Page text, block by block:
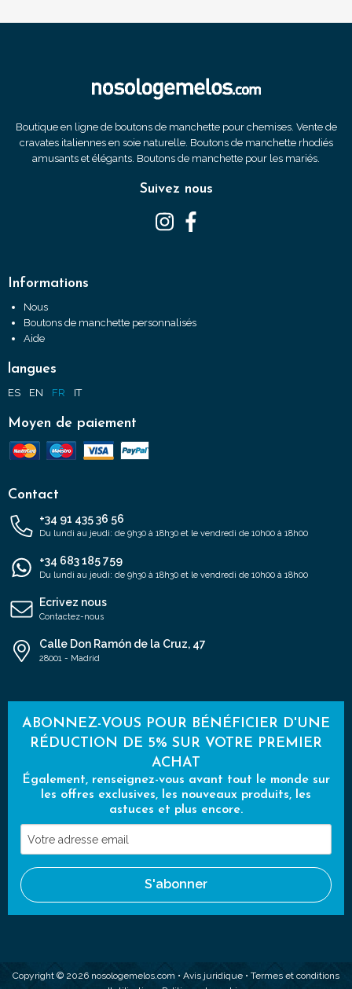
Boutique en ligne de boutons de manchette pour chemises. Vente de
cravates italiennes en soie naturelle. Boutons de manchette rhodiés
amusants et élégants. Boutons de manchette pour les mariés.
Suivez nous
Informations
Nous
Boutons de manchette personnalisés
Aide
langues
ES EN FR IT
Moyen de paiement
Contact
+34 91 435 36 56
Du lundi au jeudi: de 9h30 à 18h30 et le vendredi de 10h00 à 18h00
+34 683 185 759
Du lundi au jeudi: de 9h30 à 18h30 et le vendredi de 10h00 à 18h00
Ecrivez nous
Contactez-nous
Calle Don Ramón de la Cruz, 47
28001 - Madrid
ABONNEZ-VOUS POUR BÉNÉFICIER D'UNE
RÉDUCTION DE 5% SUR VOTRE PREMIER
ACHAT
Également, renseignez-vous avant tout le monde sur
les offres exclusives, les nouveaux produits, les
astuces et plus encore.
Votre
adresse
email
S'abonner
Copyright © 2026 nosologemelos.com • Avis juridique • Termes et conditions